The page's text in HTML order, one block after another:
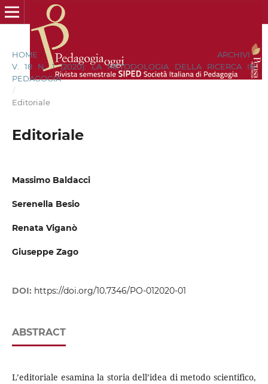
HOME ARCHIVI /
V. 18 N. 1 (2020): LA METODOLOGIA DELLA RICERCA IN
PEDAGOGIA
/
Editoriale
Editoriale
Massimo Baldacci
Serenella Besio
Renata Viganò
Giuseppe Zago
DOI: https://doi.org/10.7346/PO-012020-01
ABSTRACT
L’editoriale esamina la storia dell’idea di metodo scientifico,